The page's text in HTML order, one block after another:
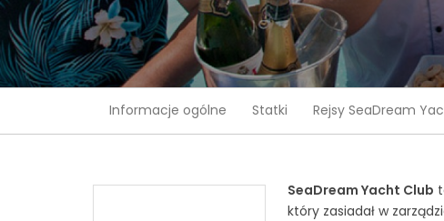
Informacje ogólne Statki Rejsy SeaDream
SeaDream Yacht Club
który zasiadał w